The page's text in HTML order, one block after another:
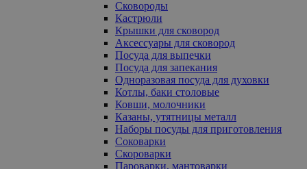
Сковороды
Кастрюли
Крышки для сковород
Аксессуары для сковород
Посуда для выпечки
Посуда для запекания
Одноразовая посуда для духовки
Котлы, баки столовые
Ковши, молочники
Казаны, утятницы металл
Наборы посуды для приготовления
Соковарки
Скороварки
Пароварки, мантоварки